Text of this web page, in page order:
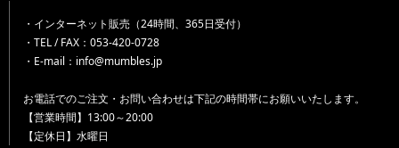
・インターネット販売（24時間、365日受付）
・TEL / FAX：053-420-0728
・E-mail：info@mumbles.jp
お電話でのご注文・お問い合わせは下記の時間帯にお願いいたします。
【営業時間】13:00～20:00
【定休日】水曜日